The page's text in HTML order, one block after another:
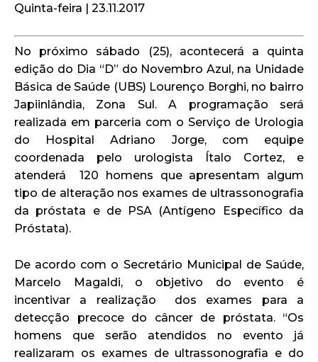
Quinta-feira | 23.11.2017
No próximo sábado (25), acontecerá a quinta
edição do Dia “D” do Novembro Azul, na Unidade
Básica de Saúde (UBS) Lourenço Borghi, no bairro
Japiinlândia, Zona Sul. A programação será
realizada em parceria com o Serviço de Urologia
do Hospital Adriano Jorge, com equipe
coordenada pelo urologista Ítalo Cortez, e
atenderá 120 homens que apresentam algum
tipo de alteração nos exames de ultrassonografia
da próstata e de PSA (Antígeno Específico da
Próstata).
De acordo com o Secretário Municipal de Saúde,
Marcelo Magaldi, o objetivo do evento é
incentivar a realização dos exames para a
detecção precoce do câncer de próstata. “Os
homens que serão atendidos no evento já
realizaram os exames de ultrassonografia e do